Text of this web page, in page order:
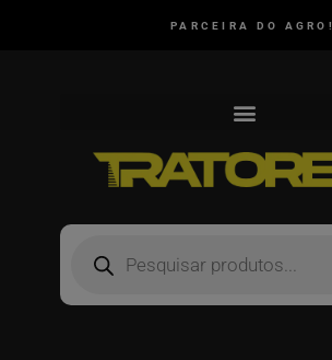
PARCEIRA DO AGRO!